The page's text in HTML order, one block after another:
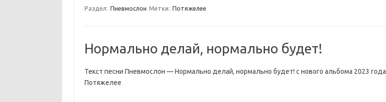
Раздел: Пневмослон Метки: Потяжелее
Нормально делай, нормально будет!
Текст песни Пневмослон — Нормально делай, нормально будет! с нового альбома 2023 года
Потяжелее